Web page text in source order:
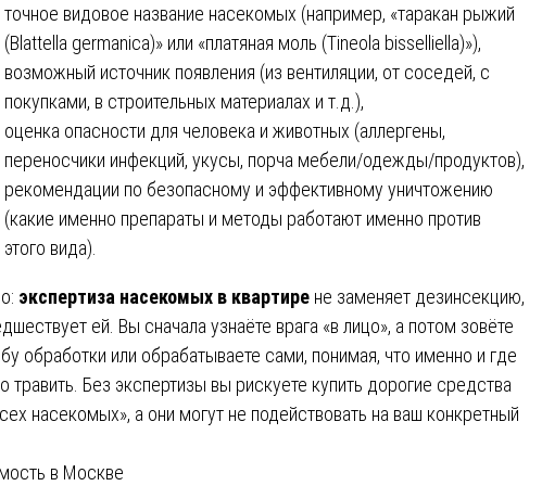
точное видовое название насекомых (например, «таракан рыжий
(Blattella germanica)» или «платяная моль (Tineola bisselliella)»),
возможный источник появления (из вентиляции, от соседей, с
покупками, в строительных материалах и т.д.),
оценка опасности для человека и животных (аллергены,
переносчики инфекций, укусы, порча мебели/одежды/продуктов),
рекомендации по безопасному и эффективному уничтожению
(какие именно препараты и методы работают именно против
этого вида).
экспертиза насекомых в квартире не заменяет дезинсекцию,
ей. Вы сначала узнаёте врага «в лицо», а потом зовёте
обработки или обрабатываете сами, понимая, что именно и где
травить. Без экспертизы вы рискуете купить дорогие средства
насекомых», а они могут не подействовать на ваш конкретный
в Москве